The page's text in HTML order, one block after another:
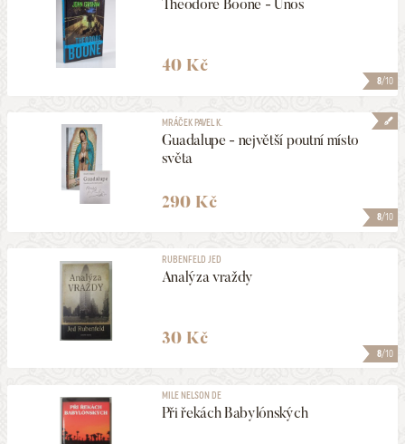
8/10
Theodore Boone - Únos
40 Kč
8/10
MRÁČEK PAVEL K.
Guadalupe - největší poutní místo
světa
290 Kč
8/10
RUBENFELD JED
Analýza vraždy
30 Kč
MILE NELSON DE
Při řekách Babylónských